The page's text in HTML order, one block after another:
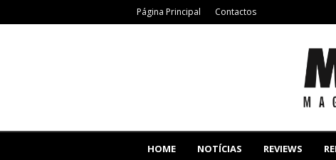
Página Principal Contactos
HOME NOTÍCIAS REVIEWS